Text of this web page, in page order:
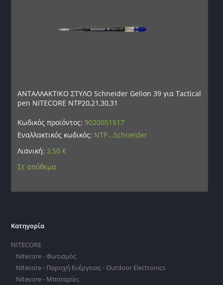
ΑΝΤΑΛΛΑΚΤΙΚΟ ΣΤΥΛΟ Schneider Gelion 39 για Tactical
pen NITECORE NTP20,21,30,31
Κωδικός προϊόντος:9020051517
Εναλλακτικός κωδικός: NTP...Schneider
Λιανική: 2,50€
Σε απόθεμα
Κατηγορία
NITECORE
Nitecore - Φωτισμός
Nitecore - Παροχή Ενέργειας - Outdoor Electronics
Nitecore - Μπαταρίες